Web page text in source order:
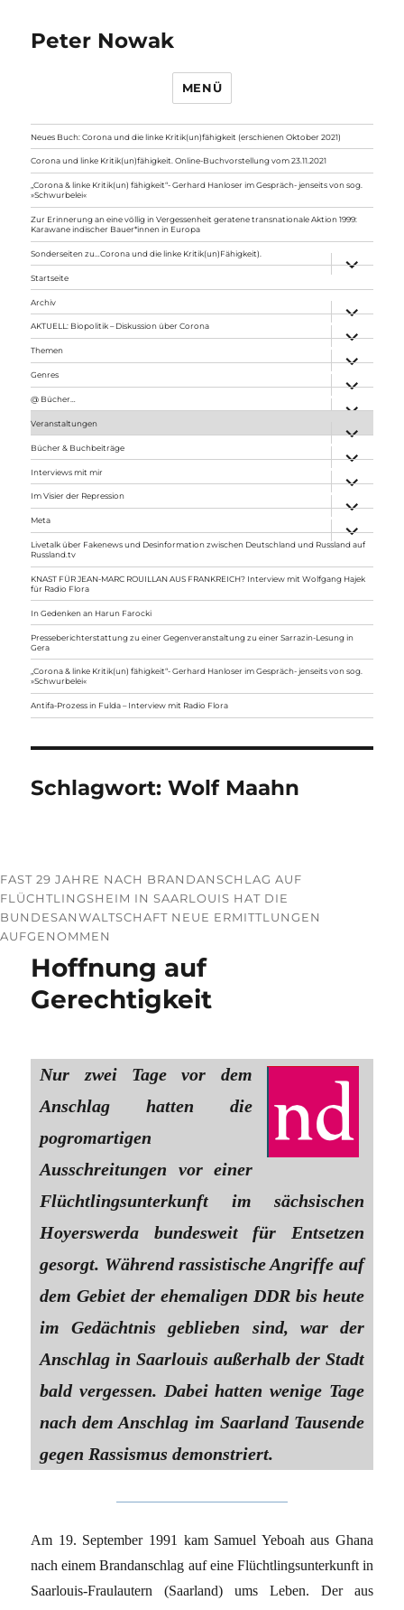
Peter Nowak
MENÜ
Neues Buch: Corona und die linke Kritik(un)fähigkeit (erschienen Oktober 2021)
Corona und linke Kritik(un)fähigkeit. Online-Buchvorstellung vom 23.11.2021
„Corona & linke Kritik(un) fähigkeit“- Gerhard Hanloser im Gespräch- jenseits von sog.
»Schwurbelei«
Zur Erinnerung an eine völlig in Vergessenheit geratene transnationale Aktion 1999:
Karawane indischer Bauer*innen in Europa
Sonderseiten zu…Corona und die linke Kritik(un)Fähigkeit).
anzeigen
Startseite
Archiv
anzeigen
AKTUELL: Biopolitik – Diskussion über Corona
anzeigen
Themen
anzeigen
Genres
anzeigen
@ Bücher…
Veranstaltungen
anzeigen
Bücher & Buchbeiträge
anzeigen
Interviews mit mir
anzeigen
Im Visier der Repression
anzeigen
Meta
anzeigen
Livetalk über Fakenews und Desinformation zwischen Deutschland und Russland auf
Russland.tv
KNAST FÜR JEAN-MARC ROUILLAN AUS FRANKREICH? Interview mit Wolfgang Hajek
für Radio Flora
In Gedenken an Harun Farocki
Presseberichterstattung zu einer Gegenveranstaltung zu einer Sarrazin-Lesung in
Gera
„Corona & linke Kritik(un) fähigkeit“- Gerhard Hanloser im Gespräch- jenseits von sog.
»Schwurbelei«
Antifa-Prozess in Fulda – Interview mit Radio Flora
Schlagwort:Wolf Maahn
FAST 29 JAHRE NACH BRANDANSCHLAG AUF
FLÜCHTLINGSHEIM IN SAARLOUIS HAT DIE
BUNDESANWALTSCHAFT NEUE ERMITTLUNGEN
AUFGENOMMEN
Hoffnung auf
Gerechtigkeit
Nur zwei Tage vor dem
Anschlag hatten die
pogromartigen
Ausschreitungen vor einer
Flüchtlingsunterkunft im sächsischen
Hoyerswerda bundesweit für Entsetzen
gesorgt. Während rassistische Angriffe auf
dem Gebiet der ehemaligen DDR bis heute
im Gedächtnis geblieben sind, war der
Anschlag in Saarlouis außerhalb der Stadt
bald vergessen. Dabei hatten wenige Tage
nach dem Anschlag im Saarland Tausende
gegen Rassismus demonstriert.
Am 19. September 1991 kam Samuel Yeboah aus Ghana
nach einem Brandanschlag auf eine Flüchtlingsunterkunft in
Saarlouis-Fraulautern (Saarland) ums Leben. Der aus